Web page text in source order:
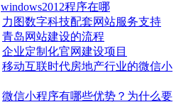
windows2012程序在哪
力图数字科技配套网站服务支持
青岛网站建设的流程
企业定制化官网建设项目
移动互联时代房地产行业的微信小
微信小程序有哪些优势？为什么要